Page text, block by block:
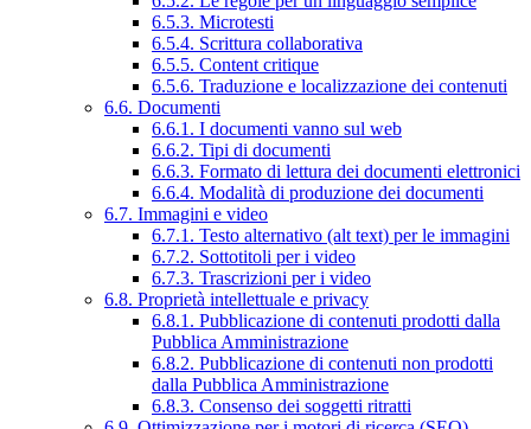
6.5.3. Microtesti
6.5.4. Scrittura collaborativa
6.5.5. Content critique
6.5.6. Traduzione e localizzazione dei contenuti
6.6. Documenti
6.6.1. I documenti vanno sul web
6.6.2. Tipi di documenti
6.6.3. Formato di lettura dei documenti elettronici
6.6.4. Modalità di produzione dei documenti
6.7. Immagini e video
6.7.1. Testo alternativo (alt text) per le immagini
6.7.2. Sottotitoli per i video
6.7.3. Trascrizioni per i video
6.8. Proprietà intellettuale e privacy
6.8.1. Pubblicazione di contenuti prodotti dalla
Pubblica Amministrazione
6.8.2. Pubblicazione di contenuti non prodotti
dalla Pubblica Amministrazione
6.8.3. Consenso dei soggetti ritratti